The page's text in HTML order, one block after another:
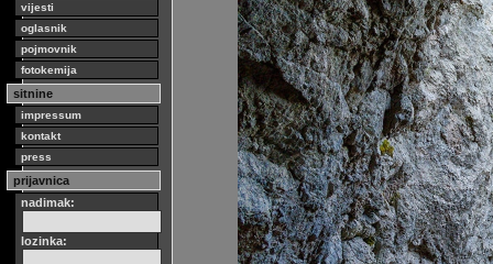
vijesti
oglasnik
pojmovnik
fotokemija
sitnine
impressum
kontakt
press
prijavnica
nadimak:
lozinka: